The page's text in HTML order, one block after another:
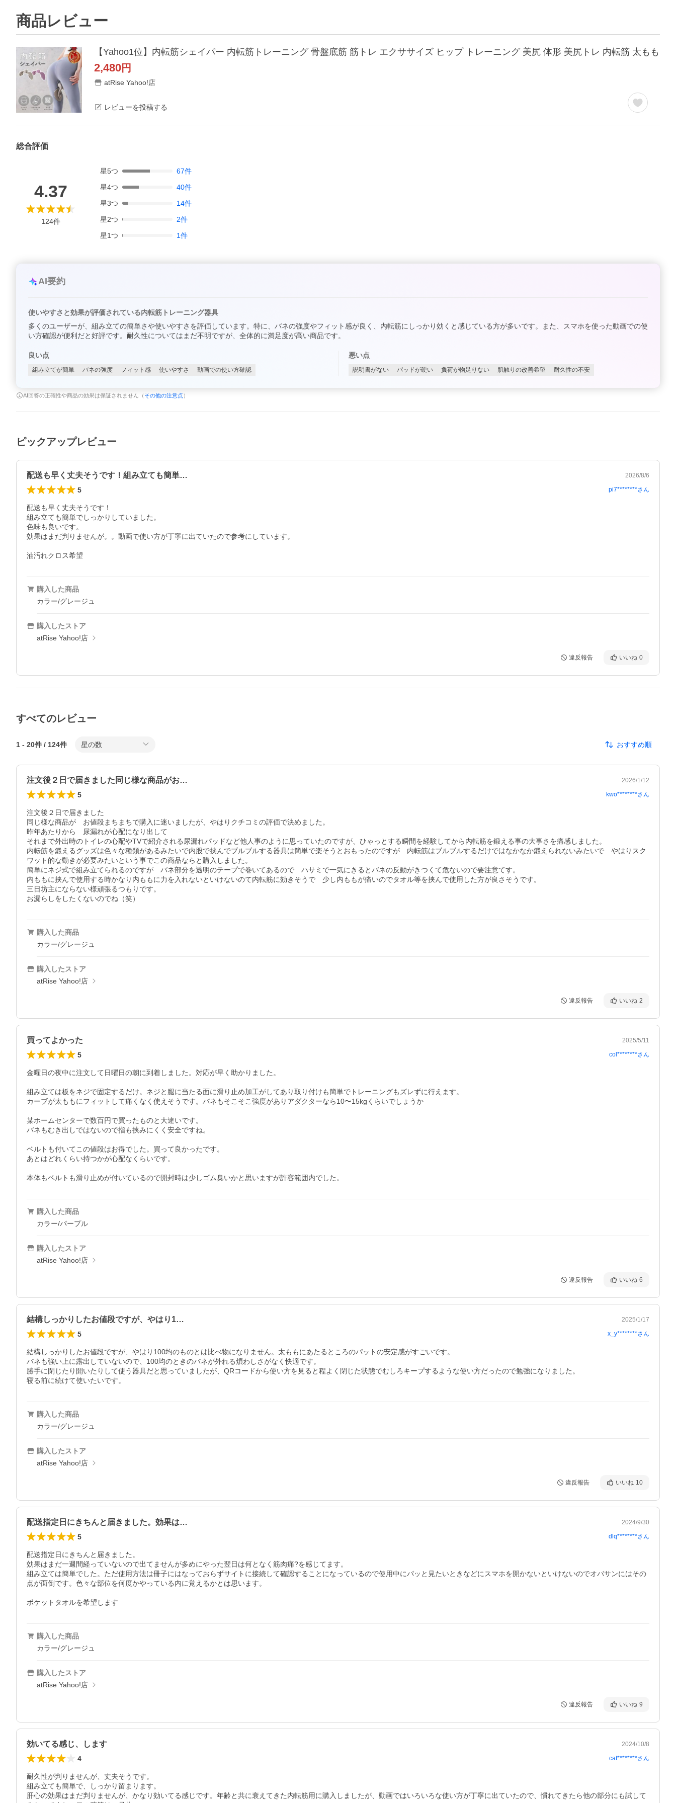
商品レビュー
【Yahoo1位】内転筋シェイパー 内転筋トレーニング 骨盤底筋 筋トレ エクササイズ ヒップ トレーニング 美尻 体形 美尻トレ 内転筋 太もも
2,480円
atRise Yahoo!店
レビューを投稿する
総合評価
4.37
124件
星5つ 67件
星4つ 40件
星3つ 14件
星2つ 2件
星1つ 1件
AI要約
使いやすさと効果が評価されている内転筋トレーニング器具
多くのユーザーが、組み立ての簡単さや使いやすさを評価しています。特に、バネの強度やフィット感が良く、内転筋にしっかり効くと感じている方が多いです。また、スマホを使った動画での使
い方確認が便利だと好評です。耐久性についてはまだ不明ですが、全体的に満足度が高い商品です。
良い点
組み立てが簡単 バネの強度 フィット感 使いやすさ 動画での使い方確認
悪い点
説明書がない パッドが硬い 負荷が物足りない 肌触りの改善希望 耐久性の不安
AI回答の正確性や商品の効果は保証されません（ その他の注意点 ）
ピックアップレビュー
配送も早く丈夫そうです！組み立ても簡単… 2026/8/6
5 pi7********さん
配送も早く丈夫そうです！
組み立ても簡単でしっかりしていました。
色味も良いです。
効果はまだ判りませんが。。動画で使い方が丁寧に出ていたので参考にしています。
油汚れクロス希望
購入した商品
カラー/グレージュ
購入したストア
atRise Yahoo!店
違反報告 いいね 0
すべてのレビュー
1 - 20件 / 124件 星の数 おすすめ順
注文後２日で届きました同じ様な商品がお… 2026/1/12
5 kwo********さん
注文後２日で届きました
同じ様な商品が　お値段まちまちで購入に迷いましたが、やはりクチコミの評価で決めました。
昨年あたりから　尿漏れが心配になり出して
それまで外出時のトイレの心配やTVで紹介される尿漏れパッドなど他人事のように思っていたのですが、ひゃっとする瞬間を経験してから内転筋を鍛える事の大事さを痛感しました。
内転筋を鍛えるグッズは色々な種類があるみたいで内股で挟んでブルブルする器具は簡単で楽そうとおもったのですが　内転筋はブルブルするだけではなかなか鍛えられないみたいで　やはりスク
ワット的な動きが必要みたいという事でこの商品ならと購入しました。
簡単にネジ式で組み立てられるのですが　バネ部分を透明のテープで巻いてあるので　ハサミで一気にきるとバネの反動がきつくて危ないので要注意てす。
内ももに挟んで使用する時かなり内ももに力を入れないといけないのて内転筋に効きそうで　少し内ももが痛いのでタオル等を挟んで使用した方が良さそうです。
三日坊主にならない様頑張るつもりです。
お漏らしをしたくないのでね（笑）
購入した商品
カラー/グレージュ
購入したストア
atRise Yahoo!店
違反報告 いいね 2
買ってよかった 2025/5/11
5 col********さん
金曜日の夜中に注文して日曜日の朝に到着しました。対応が早く助かりました。
組み立ては板をネジで固定するだけ。ネジと腿に当たる面に滑り止め加工がしてあり取り付けも簡単でトレーニングもズレずに行えます。
カーブが太ももにフィットして痛くなく使えそうです。バネもそこそこ強度がありアダクターなら10〜15kgくらいでしょうか
某ホームセンターで数百円で買ったものと大違いです。
バネもむき出しではないので指も挟みにくく安全ですね。
ベルトも付いてこの値段はお得でした。買って良かったです。
あとはどれくらい持つかが心配なくらいです。
本体もベルトも滑り止めが付いているので開封時は少しゴム臭いかと思いますが許容範囲内でした。
購入した商品
カラー/パープル
購入したストア
atRise Yahoo!店
違反報告 いいね 6
結構しっかりしたお値段ですが、やはり1… 2025/1/17
5 x_y********さん
結構しっかりしたお値段ですが、やはり100均のものとは比べ物になりません。太ももにあたるところのパットの安定感がすごいです。
バネも強い上に露出していないので、100均のときのバネが外れる煩わしさがなく快適です。
勝手に閉じたり開いたりして使う器具だと思っていましたが、QRコードから使い方を見ると程よく閉じた状態でむしろキープするような使い方だったので勉強になりました。
寝る前に続けて使いたいです。
購入した商品
カラー/グレージュ
購入したストア
atRise Yahoo!店
違反報告 いいね 10
配送指定日にきちんと届きました。効果は… 2024/9/30
5 dlq********さん
配送指定日にきちんと届きました。
効果はまだ一週間経っていないので出てませんが多めにやった翌日は何となく筋肉痛?を感じてます。
組み立ては簡単でした。ただ使用方法は冊子にはなっておらずサイトに接続して確認することになっているので使用中にパッと見たいときなどにスマホを開かないといけないのでオバサンにはその
点が面倒です。色々な部位を何度かやっている内に覚えるかとは思います。
ポケットタオルを希望します
購入した商品
カラー/グレージュ
購入したストア
atRise Yahoo!店
違反報告 いいね 9
効いてる感じ、します 2024/10/8
4 cat********さん
耐久性が判りませんが、丈夫そうです。
組み立ても簡単で、しっかり留まります。
肝心の効果はまだ判りませんが、かなり効いてる感じです。年齢と共に衰えてきた内転筋用に購入しましたが、動画ではいろいろな使い方が丁寧に出ていたので、慣れてきたら他の部分にも試して